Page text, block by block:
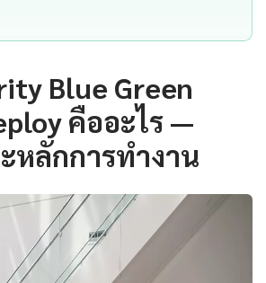
Blue Green
คืออะไร —
หลักการทำงาน